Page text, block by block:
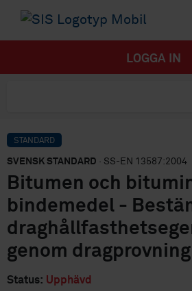
LOGGA IN
STANDARD
SVENSK STANDARD · SS-EN 13587:2004
Bitumen och
bindemedel -
genom dragprovning
Status: Upphävd